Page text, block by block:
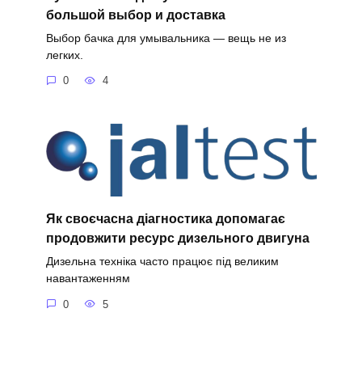
большой выбор и доставка
Выбор бачка для умывальника — вещь не из
легких.
0 4
Як своєчасна діагностика допомагає
продовжити ресурс дизельного двигуна
Дизельна техніка часто працює під великим
навантаженням
0 5